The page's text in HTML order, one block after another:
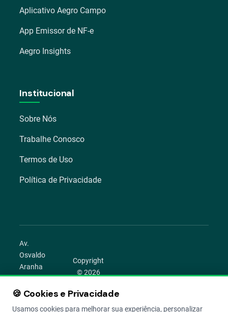
Aplicativo Aegro Campo
App Emissor de NF-e
Aegro Insights
Institucional
Sobre Nós
Trabalhe Conosco
Termos de Uso
Política de Privacidade
Av.
Osvaldo
Aranha
1022 –
Bom
Copyright
© 2026
Todos os
direitos
🍪 Cookies e Privacidade
Usamos cookies para melhorar sua experiência, personalizar